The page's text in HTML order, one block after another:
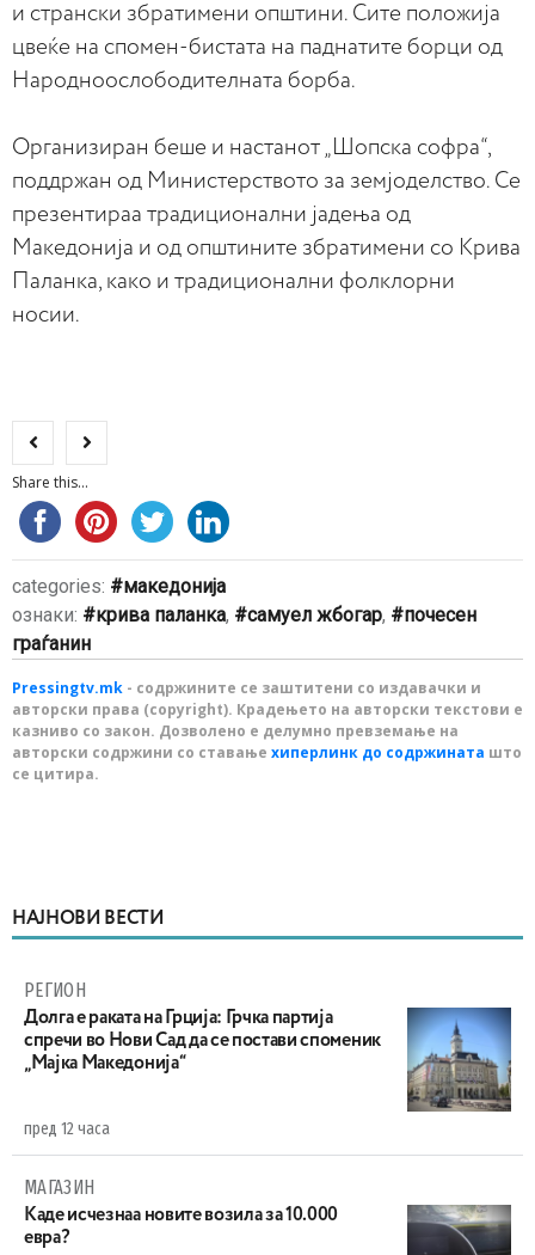
и странски збратимени општини. Сите положија
цвеќе на спомен-бистата на паднатите борци од
Народноослободителната борба.
Организиран беше и настанот „Шопска софра“,
поддржан од Министерството за земјоделство. Се
презентираа традиционални јадења од
Македонија и од општините збратимени со Крива
Паланка, како и традиционални фолклорни
носии.
Share this...
categories:
македонија
ознаки:
крива паланка, самуел жбогар,
почесен
граѓанин
Pressingtv.mk - содржините се заштитени со издавачки и
авторски права (copyright). Крадењето на авторски текстови е
казниво со закон. Дозволено е делумно превземање на
авторски содржини со ставање хиперлинк до содржината што
се цитира.
НАЈНОВИ ВЕСТИ
РЕГИОН
Долга е раката на Грција: Грчка партија
спречи во Нови Сад да се постави споменик
„Мајка Македонија“
пред 12 часа
МАГАЗИН
Каде исчезнаа новите возила за 10.000
евра?